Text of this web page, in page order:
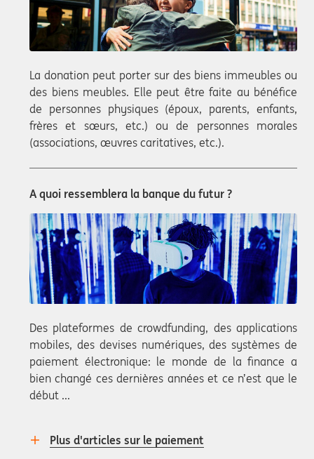
La donation peut porter sur des biens immeubles ou
des biens meubles. Elle peut être faite au bénéfice
de personnes physiques (époux, parents, enfants,
frères et sœurs, etc.) ou de personnes morales
(associations, œuvres caritatives, etc.).
A quoi ressemblera la banque du futur ?
Des plateformes de crowdfunding, des applications
mobiles, des devises numériques, des systèmes de
paiement électronique: le monde de la finance a
bien changé ces dernières années et ce n’est que le
début ...
Plus d'articles sur le paiement